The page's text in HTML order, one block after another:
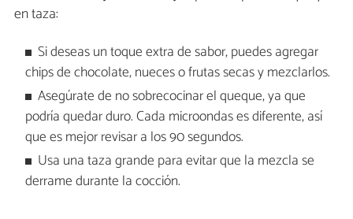
en taza:
Si deseas un toque extra de sabor, puedes agregar
chips de chocolate, nueces o frutas secas y mezclarlos.
Asegúrate de no sobrecocinar el queque, ya que
podría quedar duro. Cada microondas es diferente, así
que es mejor revisar a los 90 segundos.
Usa una taza grande para evitar que la mezcla se
derrame durante la cocción.